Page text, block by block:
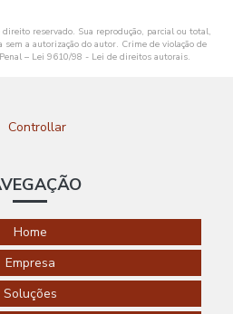
reservado. Sua reprodução, parcial ou total,
a autorização do autor. Crime de violação de
– Lei 9610/98 - Lei de direitos autorais.
Home
Empresa
Soluções